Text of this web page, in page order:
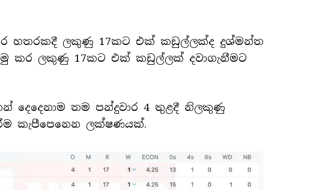
හතරකදී ලකුණු 17කට එක් කඩුල්ලක්ද දුශ්මන්ත
කර ලකුණු 17කට එක් කඩුල්ලක් දවාගැනීමට
දෙදෙනාම තම පන්දුවාර 4 තුළදී නිලකුණු
කැපීපෙනෙන ලක්ෂණයක්.